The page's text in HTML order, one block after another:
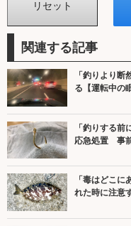
関連する記事
「釣りより
る【運転中の
「釣りする
応急処置 事
「毒はどこ
れた時に注意